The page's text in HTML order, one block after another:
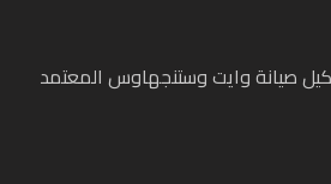
صيانة وايت وستنجهاوس المعتمد